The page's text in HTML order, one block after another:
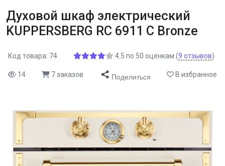
Духовой шкаф электрический
KUPPERSBERG RC 6911 C Bronze
Код товара: 74 4.5 по 50 оценкам (9 отзывов)
14 7 заказов Поделиться В избранное